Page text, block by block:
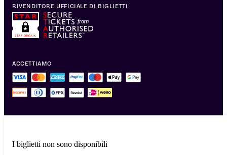
ACCETTIAMO
RIVENDITORE UFFICIALE DI BIGLIETTI
I biglietti non sono disponibili